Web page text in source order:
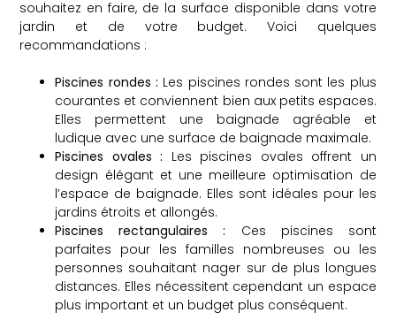
souhaitez en faire, de la surface disponible dans votre
jardin et de votre budget. Voici quelques
recommandations :
Piscines rondes : Les piscines rondes sont les plus
courantes et conviennent bien aux petits espaces.
Elles permettent une baignade agréable et
ludique avec une surface de baignade maximale.
Piscines ovales : Les piscines ovales offrent un
design élégant et une meilleure optimisation de
l’espace de baignade. Elles sont idéales pour les
jardins étroits et allongés.
Piscines rectangulaires : Ces piscines sont
parfaites pour les familles nombreuses ou les
personnes souhaitant nager sur de plus longues
distances. Elles nécessitent cependant un espace
plus important et un budget plus conséquent.